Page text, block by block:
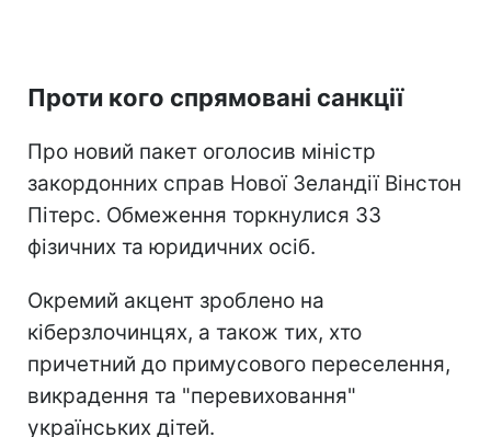
Проти кого спрямовані санкції
Про новий пакет оголосив міністр
закордонних справ Нової Зеландії Вінстон
Пітерс. Обмеження торкнулися 33
фізичних та юридичних осіб.
Окремий акцент зроблено на
кіберзлочинцях, а також тих, хто
причетний до примусового переселення,
викрадення та "перевиховання"
українських дітей.